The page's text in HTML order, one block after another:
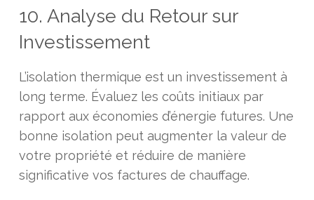
10. Analyse du Retour sur
Investissement
L’isolation thermique est un investissement à
long terme. Évaluez les coûts initiaux par
rapport aux économies d’énergie futures. Une
bonne isolation peut augmenter la valeur de
votre propriété et réduire de manière
significative vos factures de chauffage.